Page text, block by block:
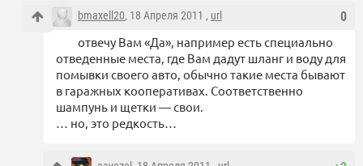
0
bmaxell20, 18 Апреля 2011 , url
отвечу Вам «Да», например есть специально
отведенные места, где Вам дадут шланг и воду для
помывки своего авто, обычно такие места бывают
в гаражных кооперативах. Соответственно
шампунь и щетки — свои.
… но, это редкость…